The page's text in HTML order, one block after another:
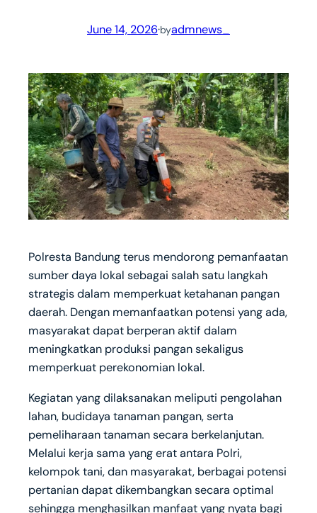
June 14, 2026·byadmnews_
Polresta Bandung terus mendorong pemanfaatan
sumber daya lokal sebagai salah satu langkah
strategis dalam memperkuat ketahanan pangan
daerah. Dengan memanfaatkan potensi yang ada,
masyarakat dapat berperan aktif dalam
meningkatkan produksi pangan sekaligus
memperkuat perekonomian lokal.
Kegiatan yang dilaksanakan meliputi pengolahan
lahan, budidaya tanaman pangan, serta
pemeliharaan tanaman secara berkelanjutan.
Melalui kerja sama yang erat antara Polri,
kelompok tani, dan masyarakat, berbagai potensi
pertanian dapat dikembangkan secara optimal
sehingga menghasilkan manfaat yang nyata bagi